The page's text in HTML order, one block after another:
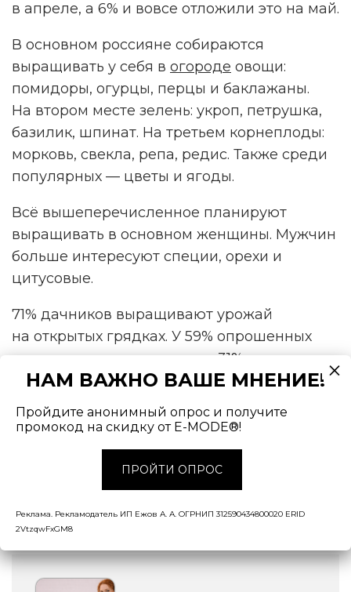
в апреле, а 6% и вовсе отложили это на май.
В основном россияне собираются
выращивать у себя в огороде овощи:
помидоры, огурцы, перцы и баклажаны.
На втором месте зелень: укроп, петрушка,
базилик, шпинат. На третьем корнеплоды:
морковь, свекла, репа, редис. Также среди
популярных — цветы и ягоды.
Всё вышеперечисленное планируют
выращивать в основном женщины. Мужчин
больше интересуют специи, орехи и
цитусовые.
71% дачников выращивают урожай
на открытых грядках. У 59% опрошенных
есть теплицы или парники. 31% используют
для посадки клумбы, а 20% — горшки.
Только у 5% (в основном у мужчин) есть
смарт-огород с автоматической системой
ИНТЕРЕСНАЯ СТАТИСТИКА:
НАМ ВАЖНО ВАШЕ МНЕНИЕ!
Пройдите анонимный опрос и получите
промокод на скидку от E-MODE®!
ПРОЙТИ ОПРОС
Реклама. Рекламодатель ИП Ежов А. А. ОГРНИП 312590434800020 ERID
2VtzqwFxGM8